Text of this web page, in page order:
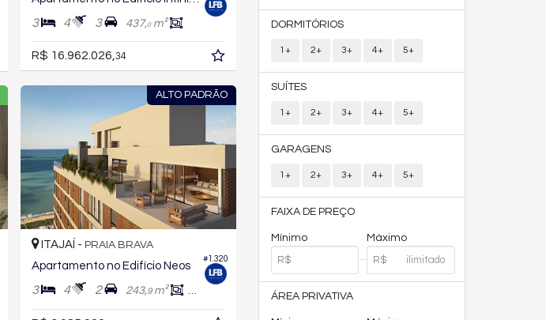
DORMITÓRIOS
1+ 2+ 3+ 4+ 5+
SUÍTES
1+ 2+ 3+ 4+ 5+
GARAGENS
1+ 2+ 3+ 4+ 5+
FAIXA DE PREÇO
Mínimo Máximo
ÁREA PRIVATIVA
3 4 3 437,0m²
R$ 16.962.026, 34
ALTO PADRÃO
#1.320
ITAJAÍ - PRAIA BRAVA
Apartamento no Edifício Neos
3 4 2 243,9m² 140,